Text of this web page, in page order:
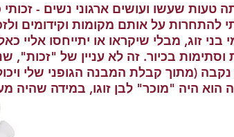
טעות שעשו ועושים ארגוני נשים -
להתחרות על אותם מקומות וקידומים
זוג, מבלי שיקראו או יתייחסו אליי
בכיור. זה לא עניין של "זכות",
(מתוך קבלת המבנה הגופני שלי
היה "מוכר" לבן זוגו, במידה שהיה